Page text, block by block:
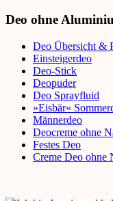
Deo ohne
Deo Übersicht &
Einsteigerdeo
Deo-Stick
Deopuder
Deo Sprayfluid
»Eisbär«
Männerdeo
Deocreme ohne
Festes Deo
Creme Deo ohne